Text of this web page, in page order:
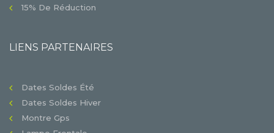
15% De Réduction
LIENS PARTENAIRES
Dates Soldes Été
Dates Soldes Hiver
Montre Gps